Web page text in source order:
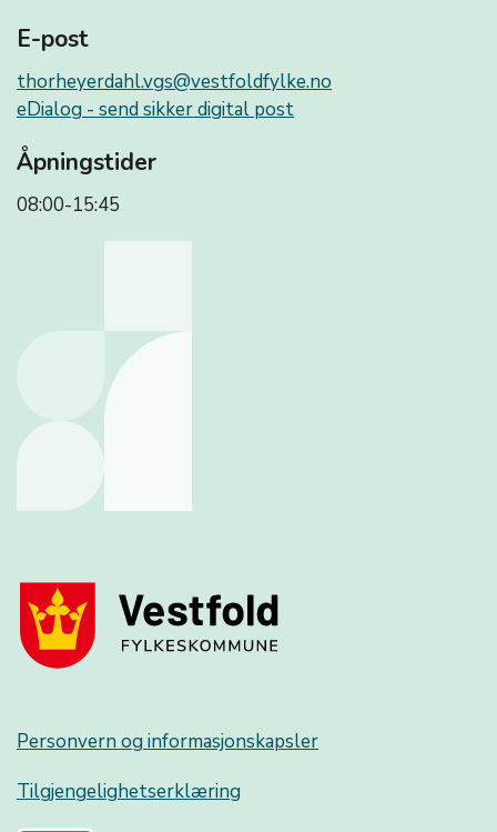
E-post
thorheyerdahl.vgs@vestfoldfylke.no
eDialog - send sikker digital post
Åpningstider
08:00-15:45
Personvern og informasjonskapsler
Tilgjengelighetserklæring